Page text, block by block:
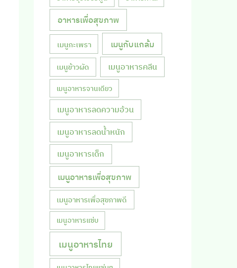
อาหารเพื่อสุขภาพ
เมนูกะเพรา เมนูกับแกล้ม
เมนูข้าวผัด เมนูอาหารคลีน
เมนูอาหารจานเดียว
เมนูอาหารลดความอ้วน
เมนูอาหารลดน้ำหนัก
เมนูอาหารเด็ก
เมนูอาหารเพื่อสุขภาพ
เมนูอาหารเพื่อสุขภาพดี
เมนูอาหารแซ่บ
เมนูอาหารไทย